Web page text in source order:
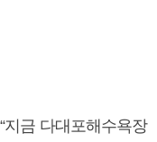
금 다대포해수욕장